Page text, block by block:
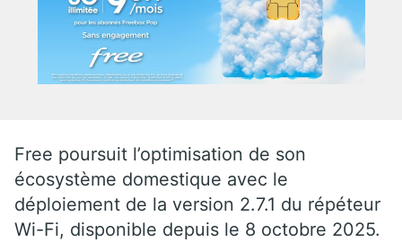
Free poursuit l’optimisation de son
écosystème domestique avec le
déploiement de la version 2.7.1 du répéteur
Wi-Fi, disponible depuis le 8 octobre 2025.